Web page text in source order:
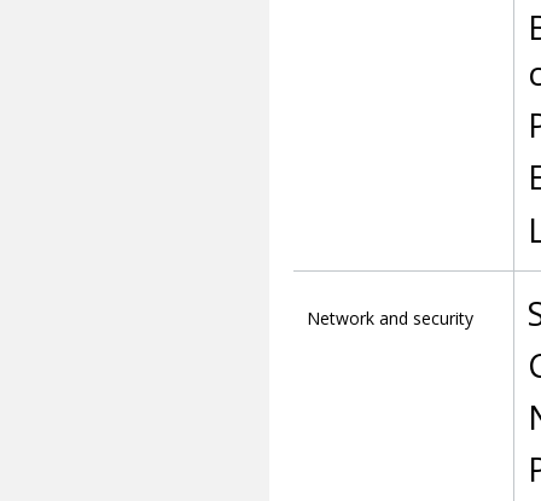
Network and security